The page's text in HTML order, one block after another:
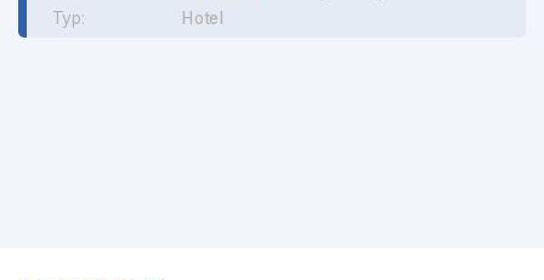
Typ: Hotel